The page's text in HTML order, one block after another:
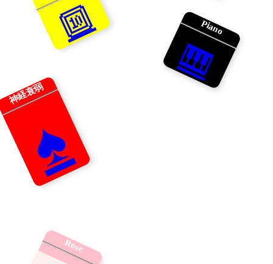
🔟 Piano
🎹
神経衰弱
♠
Rose